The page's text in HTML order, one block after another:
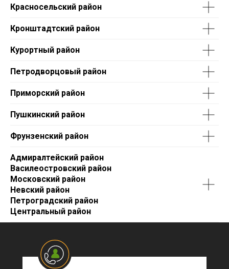
Красносельский район
Кронштадтский район
Курортный район
Петродворцовый район
Приморский район
Пушкинский район
Фрунзенский район
Адмиралтейский район
Василеостровский район
Московский район
Невский район
Петроградский район
Центральный район
Оставьте заявку